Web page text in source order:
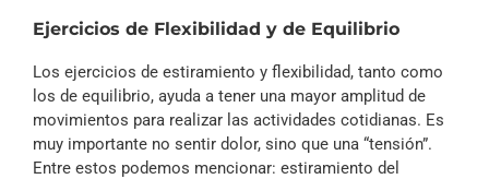
Ejercicios de Flexibilidad y de Equilibrio
Los ejercicios de estiramiento y flexibilidad, tanto como
los de equilibrio, ayuda a tener una mayor amplitud de
movimientos para realizar las actividades cotidianas. Es
muy importante no sentir dolor, sino que una “tensión”.
Entre estos podemos mencionar: estiramiento del